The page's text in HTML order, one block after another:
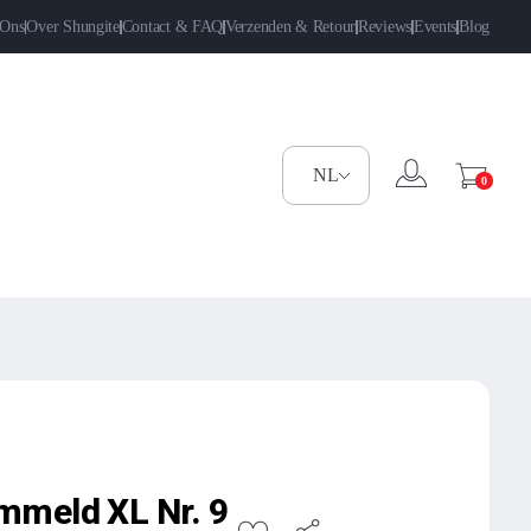
Over ShungiteContact & FAQVerzenden & RetourReviewsEventsBlog
0
XL Nr. 9